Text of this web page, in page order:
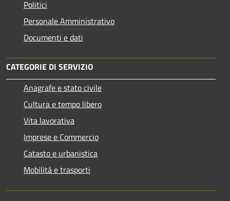
Politici
Personale Amministrativo
Documenti e dati
CATEGORIE DI SERVIZIO
Anagrafe e stato civile
Cultura e tempo libero
Vita lavorativa
Imprese e Commercio
Catasto e urbanistica
Mobilità e trasporti